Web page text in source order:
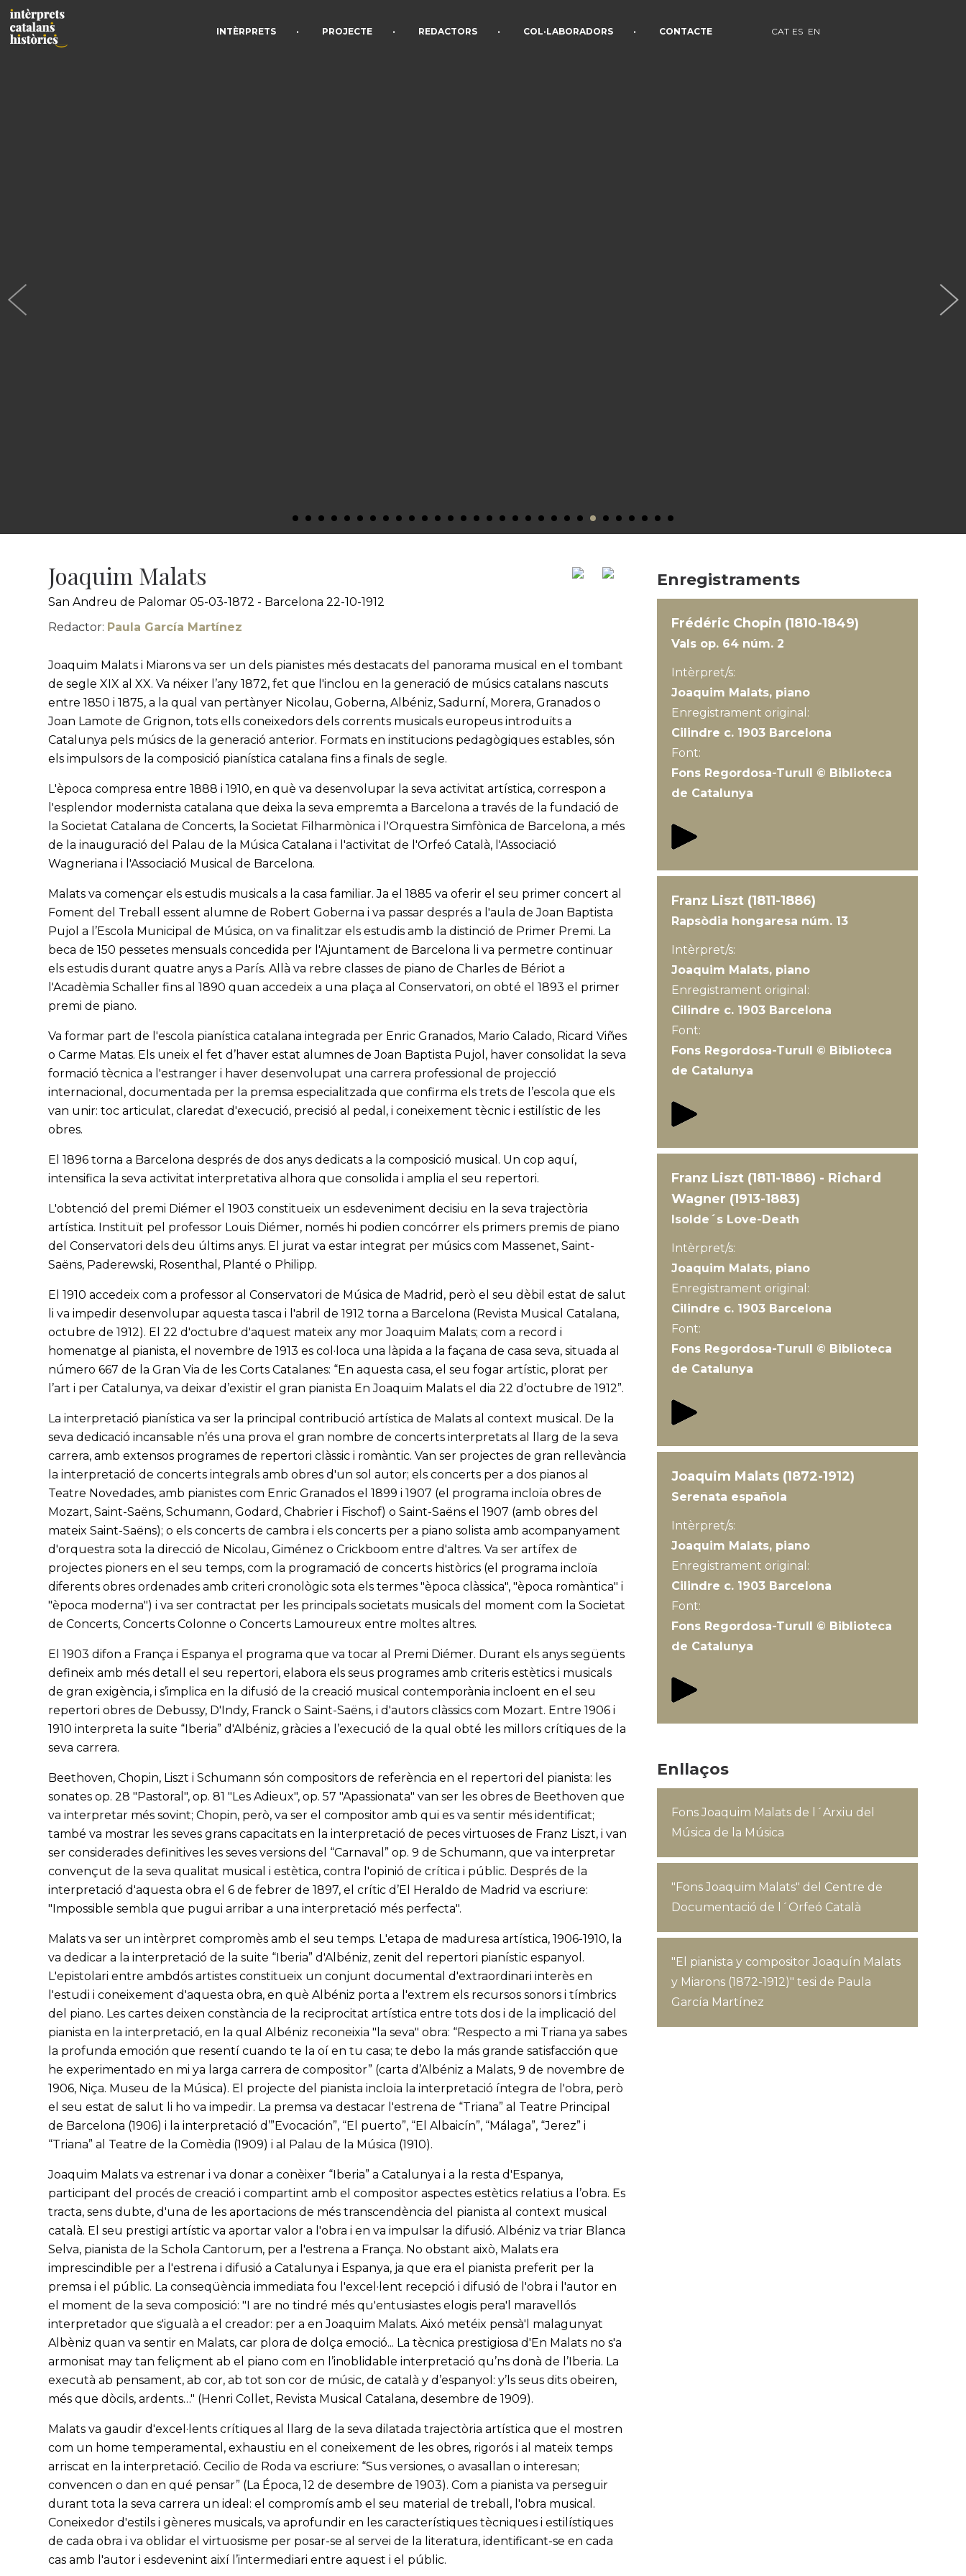
INTÈRPRETS • PROJECTE • REDACTORS • COL·LABORADORS • CONTACTE CAT ES EN
Joaquim Malats
San Andreu de Palomar 05-03-1872 - Barcelona 22-10-1912
Redactor: Paula García Martínez
Joaquim Malats i Miarons va ser un dels pianistes més destacats del panorama musical en el tombant
de segle XIX al XX. Va néixer l’any 1872, fet que l'inclou en la generació de músics catalans nascuts
entre 1850 i 1875, a la qual van pertànyer Nicolau, Goberna, Albéniz, Sadurní, Morera, Granados o
Joan Lamote de Grignon, tots ells coneixedors dels corrents musicals europeus introduïts a
Catalunya pels músics de la generació anterior. Formats en institucions pedagògiques estables, són
els impulsors de la composició pianística catalana fins a finals de segle.
L'època compresa entre 1888 i 1910, en què va desenvolupar la seva activitat artística, correspon a
l'esplendor modernista catalana que deixa la seva empremta a Barcelona a través de la fundació de
la Societat Catalana de Concerts, la Societat Filharmònica i l'Orquestra Simfònica de Barcelona, a més
de la inauguració del Palau de la Música Catalana i l'activitat de l'Orfeó Català, l'Associació
Wagneriana i l'Associació Musical de Barcelona.
Malats va començar els estudis musicals a la casa familiar. Ja el 1885 va oferir el seu primer concert al
Foment del Treball essent alumne de Robert Goberna i va passar després a l'aula de Joan Baptista
Pujol a l’Escola Municipal de Música, on va finalitzar els estudis amb la distinció de Primer Premi. La
beca de 150 pessetes mensuals concedida per l'Ajuntament de Barcelona li va permetre continuar
els estudis durant quatre anys a París. Allà va rebre classes de piano de Charles de Bériot a
l'Acadèmia Schaller fins al 1890 quan accedeix a una plaça al Conservatori, on obté el 1893 el primer
premi de piano.
Va formar part de l'escola pianística catalana integrada per Enric Granados, Mario Calado, Ricard Viñes
o Carme Matas. Els uneix el fet d’haver estat alumnes de Joan Baptista Pujol, haver consolidat la seva
formació tècnica a l'estranger i haver desenvolupat una carrera professional de projecció
internacional, documentada per la premsa especialitzada que confirma els trets de l’escola que els
van unir: toc articulat, claredat d'execució, precisió al pedal, i coneixement tècnic i estilístic de les
obres.
El 1896 torna a Barcelona després de dos anys dedicats a la composició musical. Un cop aquí,
intensifica la seva activitat interpretativa alhora que consolida i amplia el seu repertori.
L'obtenció del premi Diémer el 1903 constitueix un esdeveniment decisiu en la seva trajectòria
artística. Instituït pel professor Louis Diémer, només hi podien concórrer els primers premis de piano
del Conservatori dels deu últims anys. El jurat va estar integrat per músics com Massenet, Saint-
Saëns, Paderewski, Rosenthal, Planté o Philipp.
El 1910 accedeix com a professor al Conservatori de Música de Madrid, però el seu dèbil estat de salut
li va impedir desenvolupar aquesta tasca i l'abril de 1912 torna a Barcelona (Revista Musical Catalana,
octubre de 1912). El 22 d'octubre d'aquest mateix any mor Joaquim Malats; com a record i
homenatge al pianista, el novembre de 1913 es col·loca una làpida a la façana de casa seva, situada al
número 667 de la Gran Via de les Corts Catalanes: “En aquesta casa, el seu fogar artístic, plorat per
l’art i per Catalunya, va deixar d’existir el gran pianista En Joaquim Malats el dia 22 d’octubre de 1912”.
La interpretació pianística va ser la principal contribució artística de Malats al context musical. De la
seva dedicació incansable n’és una prova el gran nombre de concerts interpretats al llarg de la seva
carrera, amb extensos programes de repertori clàssic i romàntic. Van ser projectes de gran rellevància
la interpretació de concerts integrals amb obres d'un sol autor; els concerts per a dos pianos al
Teatre Novedades, amb pianistes com Enric Granados el 1899 i 1907 (el programa incloïa obres de
Mozart, Saint-Saëns, Schumann, Godard, Chabrier i Fischof) o Saint-Saëns el 1907 (amb obres del
mateix Saint-Saëns); o els concerts de cambra i els concerts per a piano solista amb acompanyament
d'orquestra sota la direcció de Nicolau, Giménez o Crickboom entre d'altres. Va ser artífex de
projectes pioners en el seu temps, com la programació de concerts històrics (el programa incloïa
diferents obres ordenades amb criteri cronològic sota els termes "època clàssica", "època romàntica" i
"època moderna") i va ser contractat per les principals societats musicals del moment com la Societat
de Concerts, Concerts Colonne o Concerts Lamoureux entre moltes altres.
El 1903 difon a França i Espanya el programa que va tocar al Premi Diémer. Durant els anys següents
defineix amb més detall el seu repertori, elabora els seus programes amb criteris estètics i musicals
de gran exigència, i s’implica en la difusió de la creació musical contemporània incloent en el seu
repertori obres de Debussy, D'Indy, Franck o Saint-Saëns, i d'autors clàssics com Mozart. Entre 1906 i
1910 interpreta la suite “Iberia” d'Albéniz, gràcies a l’execució de la qual obté les millors crítiques de la
seva carrera.
Beethoven, Chopin, Liszt i Schumann són compositors de referència en el repertori del pianista: les
sonates op. 28 "Pastoral", op. 81 "Les Adieux", op. 57 "Apassionata" van ser les obres de Beethoven que
va interpretar més sovint; Chopin, però, va ser el compositor amb qui es va sentir més identificat;
també va mostrar les seves grans capacitats en la interpretació de peces virtuoses de Franz Liszt, i van
ser considerades definitives les seves versions del “Carnaval” op. 9 de Schumann, que va interpretar
convençut de la seva qualitat musical i estètica, contra l'opinió de crítica i públic. Després de la
interpretació d'aquesta obra el 6 de febrer de 1897, el crític d’El Heraldo de Madrid va escriure:
"Impossible sembla que pugui arribar a una interpretació més perfecta".
Malats va ser un intèrpret compromès amb el seu temps. L'etapa de maduresa artística, 1906-1910, la
va dedicar a la interpretació de la suite “Iberia” d'Albéniz, zenit del repertori pianístic espanyol.
L'epistolari entre ambdós artistes constitueix un conjunt documental d'extraordinari interès en
l'estudi i coneixement d'aquesta obra, en què Albéniz porta a l'extrem els recursos sonors i tímbrics
del piano. Les cartes deixen constància de la reciprocitat artística entre tots dos i de la implicació del
pianista en la interpretació, en la qual Albéniz reconeixia "la seva" obra: “Respecto a mi Triana ya sabes
la profunda emoción que resentí cuando te la oí en tu casa; te debo la más grande satisfacción que
he experimentado en mi ya larga carrera de compositor” (carta d’Albéniz a Malats, 9 de novembre de
1906, Niça. Museu de la Música). El projecte del pianista incloïa la interpretació íntegra de l'obra, però
el seu estat de salut li ho va impedir. La premsa va destacar l'estrena de “Triana” al Teatre Principal
de Barcelona (1906) i la interpretació d’”Evocación”, “El puerto”, “El Albaicín”, “Málaga”, “Jerez” i
“Triana” al Teatre de la Comèdia (1909) i al Palau de la Música (1910).
Joaquim Malats va estrenar i va donar a conèixer “Iberia” a Catalunya i a la resta d'Espanya,
participant del procés de creació i compartint amb el compositor aspectes estètics relatius a l’obra. Es
tracta, sens dubte, d'una de les aportacions de més transcendència del pianista al context musical
català. El seu prestigi artístic va aportar valor a l'obra i en va impulsar la difusió. Albéniz va triar Blanca
Selva, pianista de la Schola Cantorum, per a l'estrena a França. No obstant això, Malats era
imprescindible per a l'estrena i difusió a Catalunya i Espanya, ja que era el pianista preferit per la
premsa i el públic. La conseqüència immediata fou l'excel·lent recepció i difusió de l'obra i l'autor en
el moment de la seva composició: "I are no tindré més qu'entusiastes elogis pera'l maravellós
interpretador que s'igualà a el creador: per a en Joaquim Malats. Aixó metéix pensà'l malagunyat
Albèniz quan va sentir en Malats, car plora de dolça emoció... La tècnica prestigiosa d'En Malats no s'a
armonisat may tan feliçment ab el piano com en l’inoblidable interpretació qu’ns donà de l’Iberia. La
executà ab pensament, ab cor, ab tot son cor de músic, de català y d’espanyol: y’ls seus dits obeiren,
més que dòcils, ardents…" (Henri Collet, Revista Musical Catalana, desembre de 1909).
Malats va gaudir d'excel·lents crítiques al llarg de la seva dilatada trajectòria artística que el mostren
com un home temperamental, exhaustiu en el coneixement de les obres, rigorós i al mateix temps
arriscat en la interpretació. Cecilio de Roda va escriure: “Sus versiones, o avasallan o interesan;
convencen o dan en qué pensar” (La Época, 12 de desembre de 1903). Com a pianista va perseguir
durant tota la seva carrera un ideal: el compromís amb el seu material de treball, l'obra musical.
Coneixedor d'estils i gèneres musicals, va aprofundir en les característiques tècniques i estilístiques
de cada obra i va oblidar el virtuosisme per posar-se al servei de la literatura, identificant-se en cada
cas amb l'autor i esdevenint així l’intermediari entre aquest i el públic.
Enregistraments
Frédéric Chopin (1810-1849)
Vals op. 64 núm. 2
Intèrpret/s:
Joaquim Malats, piano
Enregistrament original:
Cilindre c. 1903 Barcelona
Font:
Fons Regordosa-Turull © Biblioteca
de Catalunya
Franz Liszt (1811-1886)
Rapsòdia hongaresa núm. 13
Intèrpret/s:
Joaquim Malats, piano
Enregistrament original:
Cilindre c. 1903 Barcelona
Font:
Fons Regordosa-Turull © Biblioteca
de Catalunya
Franz Liszt (1811-1886) - Richard
Wagner (1913-1883)
Isolde´s Love-Death
Intèrpret/s:
Joaquim Malats, piano
Enregistrament original:
Cilindre c. 1903 Barcelona
Font:
Fons Regordosa-Turull © Biblioteca
de Catalunya
Joaquim Malats (1872-1912)
Serenata española
Intèrpret/s:
Joaquim Malats, piano
Enregistrament original:
Cilindre c. 1903 Barcelona
Font:
Fons Regordosa-Turull © Biblioteca
de Catalunya
Enllaços
Fons Joaquim Malats de l´Arxiu del
Música de la Música
"Fons Joaquim Malats" del Centre de
Documentació de l´Orfeó Català
"El pianista y compositor Joaquín Malats
y Miarons (1872-1912)" tesi de Paula
García Martínez